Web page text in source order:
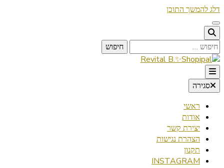
דלג להמשך התוכן
חיפוש:
Revital B.✨Shopipal
Lifestyle ✦ Beauty ✦ Vegan ✦ Travel
סגירה
ראשי
אודות
יצירת קשר
הצהרת נגישות
תקנון
INSTAGRAM